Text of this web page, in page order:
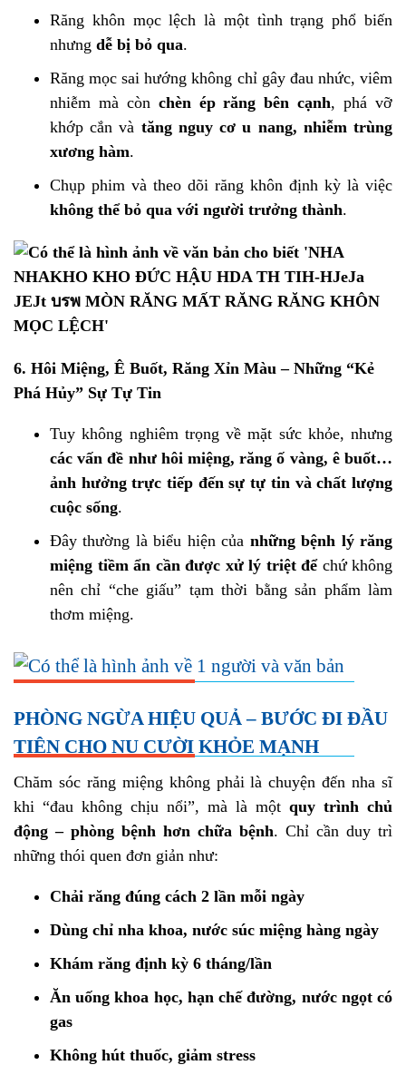
Răng khôn mọc lệch là một tình trạng phổ biến
nhưng dễ bị bỏ qua.
Răng mọc sai hướng không chỉ gây đau nhức, viêm
nhiễm mà còn chèn ép răng bên cạnh, phá vỡ
khớp cắn và tăng nguy cơ u nang, nhiễm trùng
xương hàm.
Chụp phim và theo dõi răng khôn định kỳ là việc
không thể bỏ qua với người trưởng thành.
6. Hôi Miệng, Ê Buốt, Răng Xỉn Màu – Những “Kẻ
Phá Hủy” Sự Tự Tin
Tuy không nghiêm trọng về mặt sức khỏe, nhưng
các vấn đề như hôi miệng, răng ố vàng, ê buốt…
ảnh hưởng trực tiếp đến sự tự tin và chất lượng
cuộc sống.
Đây thường là biểu hiện của những bệnh lý răng
miệng tiềm ẩn cần được xử lý triệt đểchứ không
nên chỉ “che giấu” tạm thời bằng sản phẩm làm
thơm miệng.
PHÒNG NGỪA HIỆU QUẢ – BƯỚC ĐI ĐẦU
TIÊN CHO NỤ CƯỜI KHỎE MẠNH
Chăm sóc răng miệng không phải là chuyện đến nha sĩ
khi “đau không chịu nổi”, mà là một quy trình chủ
động – phòng bệnh hơn chữa bệnh. Chỉ cần duy trì
những thói quen đơn giản như:
Chải răng đúng cách 2 lần mỗi ngày
Dùng chỉ nha khoa, nước súc miệng hàng ngày
Khám răng định kỳ 6 tháng/lần
Ăn uống khoa học, hạn chế đường, nước ngọt có
gas
Không hút thuốc, giảm stress